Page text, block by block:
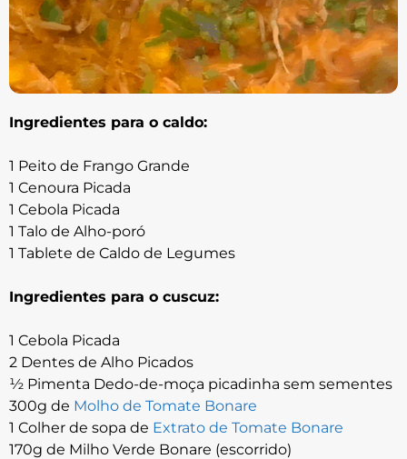
Ingredientes para o caldo:
1 Peito de Frango Grande
1 Cenoura Picada
1 Cebola Picada
1 Talo de Alho-poró
1 Tablete de Caldo de Legumes
Ingredientes para o cuscuz:
1 Cebola Picada
2 Dentes de Alho Picados
½ Pimenta Dedo-de-moça picadinha sem sementes
300g de Molho de Tomate Bonare
1 Colher de sopa de Extrato de Tomate Bonare
170g de Milho Verde Bonare (escorrido)